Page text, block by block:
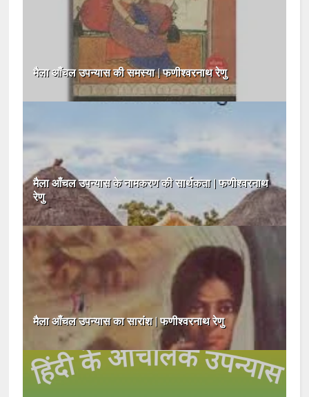
मैला आँचल उपन्यास की समस्या | फणीश्वरनाथ रेणु
मैला आँचल उपन्यास के नामकरण की सार्थकता | फणीश्वरनाथ
रेणु
मैला आँचल उपन्यास का सारांश | फणीश्वरनाथ रेणु